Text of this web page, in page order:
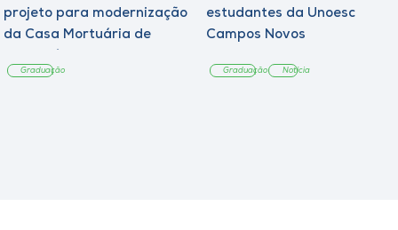
projeto para modernização
da Casa Mortuária de
Graduação
estudantes da Unoesc
Campos Novos
Graduação Notícia